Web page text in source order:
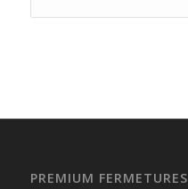
PREMIUM FERMETURES